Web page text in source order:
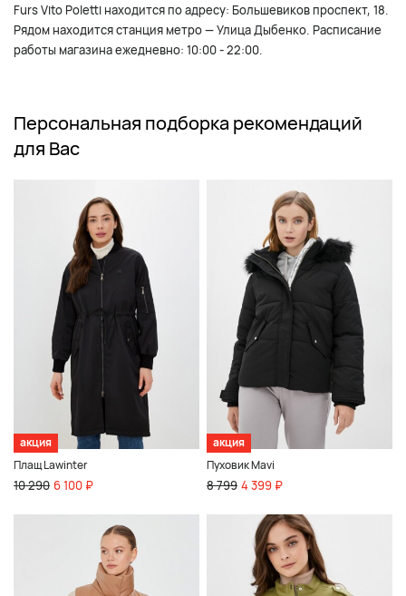
Furs Vito Poletti находится по адресу: Большевиков проспект, 18.
Рядом находится станция метро — Улица Дыбенко. Расписание
работы магазина ежедневно: 10:00 - 22:00.
Персональная подборка рекомендаций
для Вас
акция
Плащ Lawinter
10 290 6 100 ₽
акция
Пуховик Mavi
8 799 4 399 ₽